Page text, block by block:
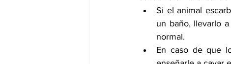
Si el animal
un baño, llevarlo
normal.
En caso de que